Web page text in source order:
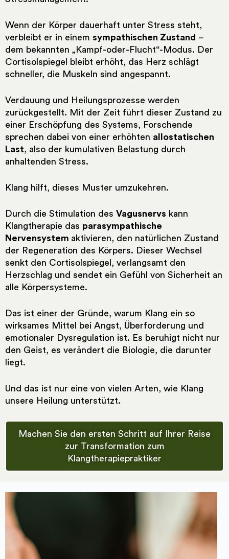
Wenn der Körper dauerhaft unter Stress steht,
verbleibt er in einem sympathischen Zustand –
dem bekannten „Kampf-oder-Flucht“-Modus. Der
Cortisolspiegel bleibt erhöht, das Herz schlägt
schneller, die Muskeln sind angespannt.
Verdauung und Heilungsprozesse werden
zurückgestellt. Mit der Zeit führt dieser Zustand zu
einer Erschöpfung des Systems, Forschende
sprechen dabei von einer erhöhten allostatischen
Last, also der kumulativen Belastung durch
anhaltenden Stress.
Klang hilft, dieses Muster umzukehren.
Durch die Stimulation des Vagusnervs kann
Klangtherapie das parasympathische
Nervensystem aktivieren, den natürlichen Zustand
der Regeneration des Körpers. Dieser Wechsel
senkt den Cortisolspiegel, verlangsamt den
Herzschlag und sendet ein Gefühl von Sicherheit an
alle Körpersysteme.
Das ist einer der Gründe, warum Klang ein so
wirksames Mittel bei Angst, Überforderung und
emotionaler Dysregulation ist. Es beruhigt nicht nur
den Geist, es verändert die Biologie, die darunter
liegt.
Und das ist nur eine von vielen Arten, wie Klang
unsere Heilung unterstützt.
Machen Sie den ersten Schritt auf Ihrer Reise
zur Transformation zum
Klangtherapiepraktiker